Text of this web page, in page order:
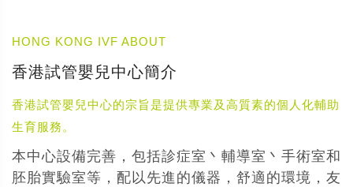
HONG KONG IVF ABOUT
香港試管嬰兒中心簡介
香港試管嬰兒中心的宗旨是提供專業及高質素的個人化輔助
生育服務。
本中心設備完善，包括診症室丶輔導室丶手術室和
胚胎實驗室等，配以先進的儀器，舒適的環境，友